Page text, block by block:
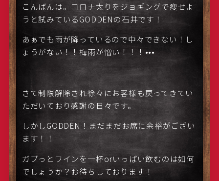
こんばんは。コロナ太りをジョギングで痩せよ
うと試みているGODDENの石井です！
あぁでも雨が降っているので中々できない！し
ょうがない！！梅雨が憎い！！！•••
さて制限解除され徐々にお客様も戻ってきてい
ただいており感謝の日々です。
しかしGODDEN！まだまだお席に余裕がござい
ます！！
ガブっとワインを一杯orいっぱい飲むのは如何
でしょうか？お待ちしております！